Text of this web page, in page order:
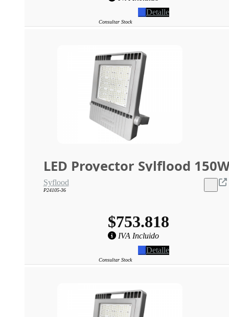
Detalle
Consultar Stock
LED Proyector Sylflood
Syflood
P24105-36
$753.818
IVA Incluido
Detalle
Consultar Stock